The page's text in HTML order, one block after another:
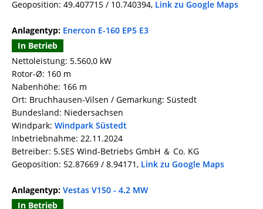
Geoposition: 49.407715 / 10.740394, Link zu Google Maps
Anlagentyp: Enercon E-160 EP5 E3
In Betrieb
Nettoleistung: 5.560,0 kW
Rotor-Ø: 160 m
Nabenhöhe: 166 m
Ort: Bruchhausen-Vilsen / Gemarkung: Süstedt
Bundesland: Niedersachsen
Windpark: Windpark Süstedt
Inbetriebnahme: 22.11.2024
Betreiber: 5.SES Wind-Betriebs GmbH ＆ Co. KG
Geoposition: 52.87669 / 8.94171, Link zu Google Maps
Anlagentyp: Vestas V150 - 4.2 MW
In Betrieb